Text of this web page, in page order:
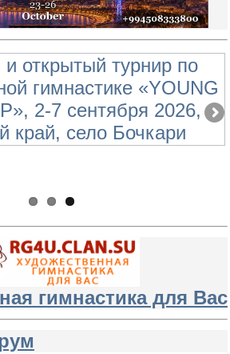
гимнастика для Вас